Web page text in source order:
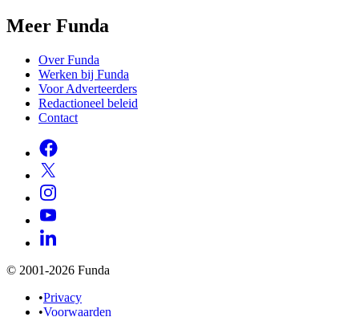
Meer Funda
Over Funda
Werken bij Funda
Voor Adverteerders
Redactioneel beleid
Contact
© 2001-2026 Funda
•Privacy
•Voorwaarden